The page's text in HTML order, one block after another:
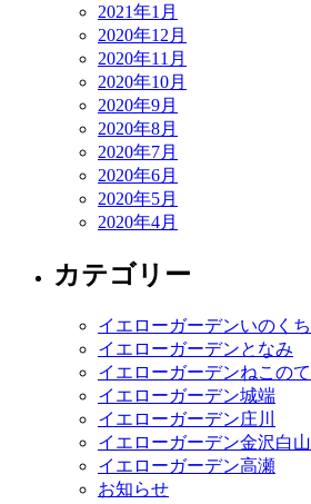
2021年1月
2020年12月
2020年11月
2020年10月
2020年9月
2020年8月
2020年7月
2020年6月
2020年5月
2020年4月
カテゴリー
イエローガーデンいのくち
イエローガーデンとなみ
イエローガーデンねこのて
イエローガーデン城端
イエローガーデン庄川
イエローガーデン金沢白山
イエローガーデン高瀬
お知らせ